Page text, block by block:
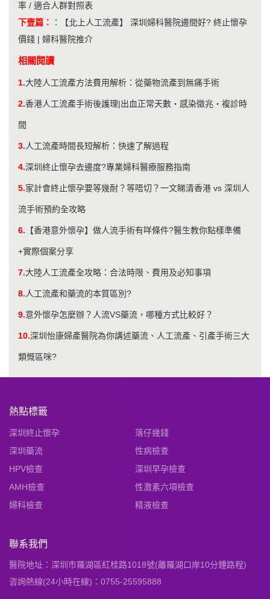
率 / 適合人群對照表
下壹篇：
：
【北上人工流產】 深圳婦科醫院邊間好? 終止懷孕
價錢 | 婦科醫院推介
相關閱讀
1.大陸人工流產方法費用解析：從藥物流產到無痛手術
2.香港人工流產手術後護理|出血正常天數・感染徵兆・複診時
間
3.人工流產時間長短解析：快速了解過程
4.深圳終止懷孕去邊度?專業婦科醫療服務指南
5.家計會終止懷孕要等幾耐？等唔切？一文睇清香港 vs 深圳人
流手術預約全攻略
6. 【香港意外懷孕】做人流手術有咩條件?醫生教你點樣準備
+實際個案分享
7.大陸人工流產全攻略：合法時限、費用及必知事項
8.人工流產和藥流的本質區別?
9.意外懷孕怎麼辦？人流VS藥流，哪種方式比較好？
10.深圳怡康婦產醫院為你講述藥流、人工流產、引產手術三大
類慨區咪?
熱點標籤
深圳終止懷孕
落仔幾錢
深圳藥流
性病檢查
HPV檢查
深圳早孕檢查
AMH檢查
性激素六項檢查
婦科檢查
精液檢查
聯系我們
醫院地址：深圳市羅湖區紅桂路1018號(離羅湖口岸10分鍾路程)
咨詢熱線(24小時在線)：0755-25595888